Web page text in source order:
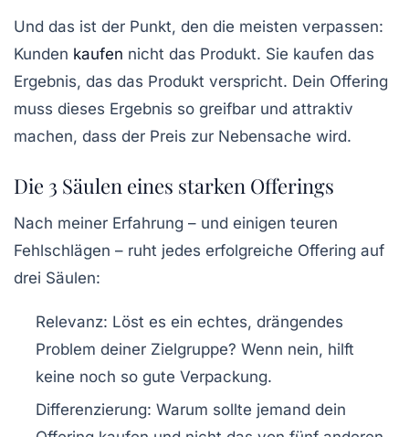
Und das ist der Punkt, den die meisten verpassen:
Kunden kaufen nicht das Produkt. Sie kaufen das
Ergebnis, das das Produkt verspricht. Dein Offering
muss dieses Ergebnis so greifbar und attraktiv
machen, dass der Preis zur Nebensache wird.
Die 3 Säulen eines starken Offerings
Nach meiner Erfahrung – und einigen teuren
Fehlschlägen – ruht jedes erfolgreiche Offering auf
drei Säulen:
Relevanz: Löst es ein echtes, drängendes
Problem deiner Zielgruppe? Wenn nein, hilft
keine noch so gute Verpackung.
Differenzierung: Warum sollte jemand dein